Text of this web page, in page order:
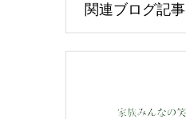
関連ブログ記事